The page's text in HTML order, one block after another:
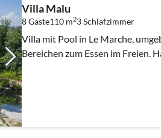
Villa Malu
8 Gäste110 m23Schlafzimmer
Villa mit Pool in Le Marche,
Bereichen zum Essen im Freien.